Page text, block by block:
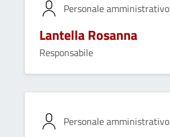
Personale amministrativo
Lantella Rosanna
Responsabile
Personale amministrativo